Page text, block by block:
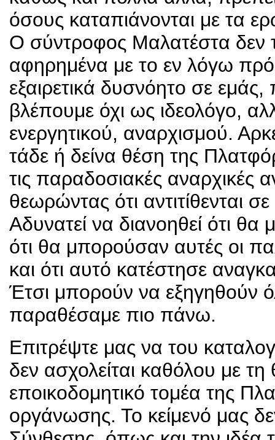
όσους καταπιάνονται με τα
Ο σύντροφος Μαλατέστα δεν
αφηρημένα με το εν λόγω
εξαιρετικά δυσνόητο σε
βλέπουμε όχι ως ιδεολόγο,
ενεργητικού, αναρχισμού.
τάδε ή δείνα θέση της
τις παραδοσιακές αναρχικές
θεωρώντας ότι αντιτίθενται
Αδυνατεί να διανοηθεί ότι
ότι θα μπορούσαν αυτές οι
και ότι αυτό κατέστησε
Έτσι μπορούν να εξηγηθούν
παραθέσαμε πιο πάνω.
Επιτρέψτε μας να του
δεν ασχολείται καθόλου με
εποικοδομητικό τομέα της
οργάνωσης. Το κείμενό μας